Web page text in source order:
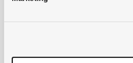
familier og skoleelever.